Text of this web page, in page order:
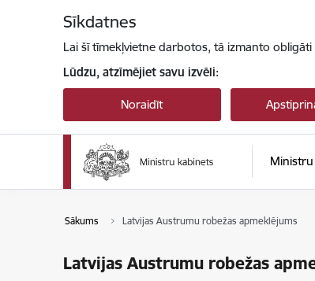
Sīkdatnes
Lai šī tīmekļvietne darbotos, tā izmanto
Lūdzu, atzīmējiet savu izvēli:
Noraidīt
Sākums Latvijas Austrumu robežas apmeklējums
Latvijas Austrumu robežas